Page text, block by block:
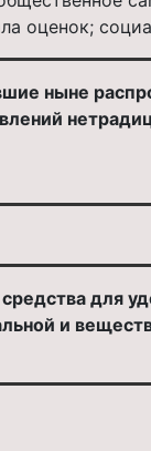
оценок;
ныне
для
и